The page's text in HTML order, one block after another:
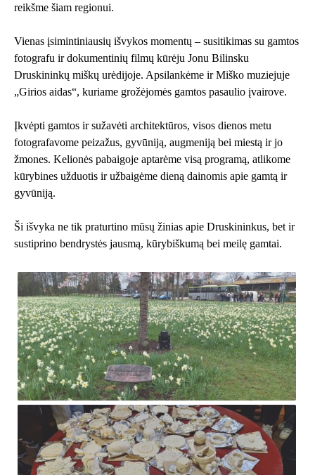
reikšme šiam regionui.
Vienas įsimintiniausių išvykos momentų – susitikimas su gamtos
fotografu ir dokumentinių filmų kūrėju Jonu Bilinsku
Druskininkų miškų urėdijoje. Apsilankėme ir Miško muziejuje
„Girios aidas“, kuriame grožėjomės gamtos pasaulio įvairove.
Įkvėpti gamtos ir sužavėti architektūros, visos dienos metu
fotografavome peizažus, gyvūniją, augmeniją bei miestą ir jo
žmones. Kelionės pabaigoje aptarėme visą programą, atlikome
kūrybines užduotis ir užbaigėme dieną dainomis apie gamtą ir
gyvūniją.
Ši išvyka ne tik praturtino mūsų žinias apie Druskininkus, bet ir
sustiprino bendrystės jausmą, kūrybiškumą bei meilę gamtai.